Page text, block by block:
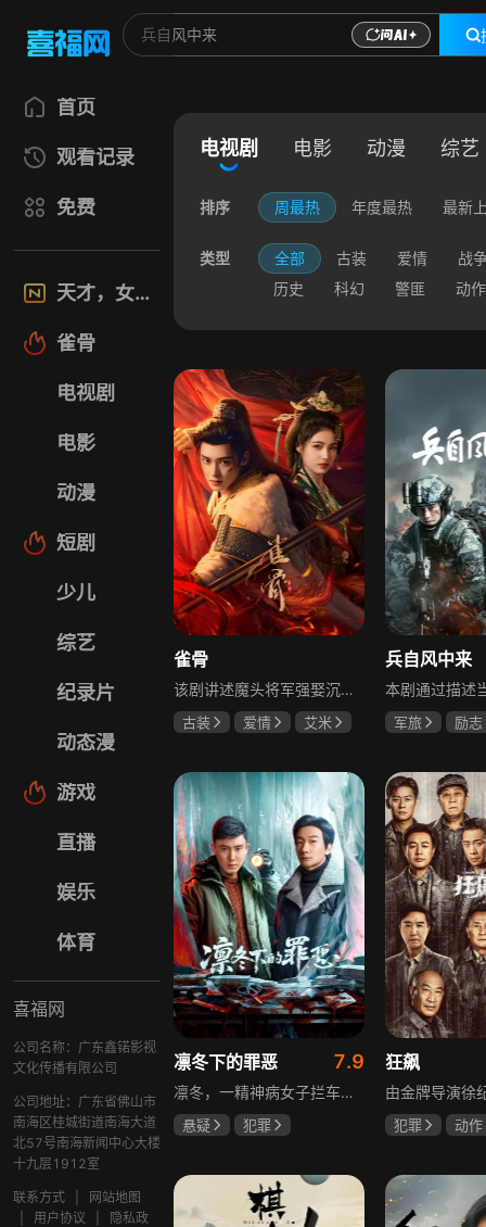
首页
观看记录
免费
天才，女友
雀骨
电视剧
电影
动漫
短剧
少儿
综艺
纪录片
动态漫
游戏
直播
娱乐
体育
喜福网
公司名称：广东鑫锘影视
文化传播有限公司
公司地址：广东省佛山市
南海区桂城街道南海大道
北57号南海新闻中心大楼
十九层1912室
联系方式
网站地图
用户协议
隐私政
电视剧 电影 动漫 综艺
排序 周最热 年度最热 最新
类型 全部 古装 爱情
战
历史
科幻 警匪 动作
雀骨
该剧讲述魔头将军强娶沉迷机关术的财迷假千金，两人从契约夫妻起步，在生死局中互扒马甲，爱意与杀意交织共生。过程中他们揭露朝堂阴谋，破解生死乱局，最终共同守护家国太平，融合了权谋、爱情、冒险等多重元素，情节跌宕起伏。
古装 爱情
艾米
兵自风中来
军旅
励志
凛冬下的罪恶 7.9
凛冬，一精神病女子拦车报案，称丈夫杀人，刑警沈栋梁吴红兵由此揭开系列碎尸案真相。然而风浪未平，储蓄所抢劫杀人案，少女失踪案，流窜抢车案接连发生，沈栋梁与吴红兵追凶之际，竟牵出改变二人命运的人性悲剧。
悬疑
犯罪
狂飙
犯罪
动作